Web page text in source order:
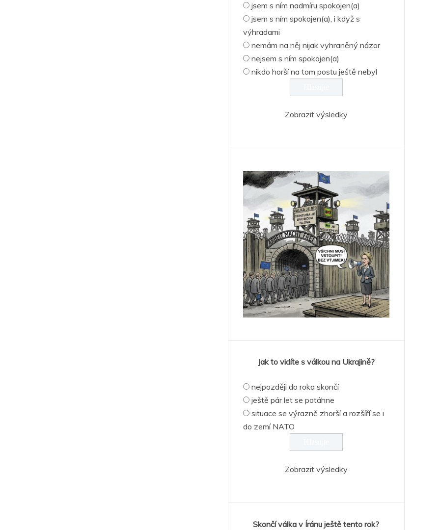
jsem s ním nadmíru spokojen(a)
jsem s ním spokojen(a), i když s
výhradami
nemám na něj nijak vyhraněný názor
nejsem s ním spokojen(a)
nikdo horší na tom postu ještě nebyl
Zobrazit výsledky
Jak to vidíte s válkou na Ukrajině?
nejpozději do roka skončí
ještě pár let se potáhne
situace se výrazně zhorší a rozšíří se i
do zemí NATO
Zobrazit výsledky
Skončí válka v Íránu ještě tento rok?